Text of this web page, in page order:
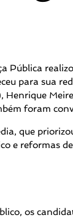
Pública
para sua
foram
que
e reformas
os